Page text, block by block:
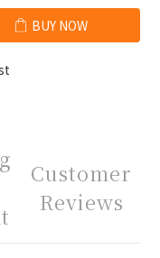
BUY NOW
Customer
Reviews